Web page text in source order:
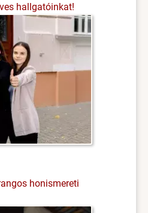
hallgatóinkat!
honismereti